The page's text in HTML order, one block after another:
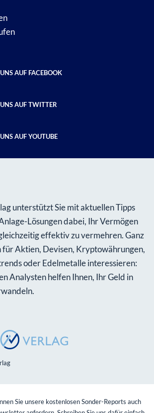
AUF FACEBOOK
AUF TWITTER
AUF YOUTUBE
unterstützt Sie mit aktuellen Tipps
Lösungen dabei, Ihr Vermögen
effektiv zu vermehren. Ganz
für Aktien, Devisen, Kryptowährungen,
oder Edelmetalle interessieren:
Analysten helfen Ihnen, Ihr Geld in
Sie unsere kostenlosen Sonder-Reports auch